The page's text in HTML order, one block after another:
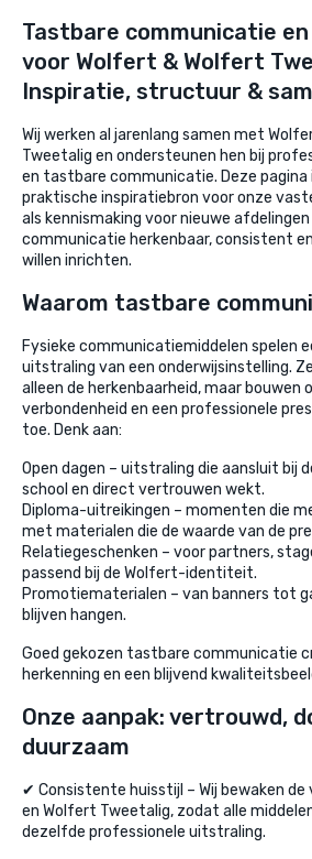
Pagina's
Nieuws
Tastbare communicatie
voor Wolfert & Wolfert
Inspiratie, structuur &
Wij werken al jarenlang samen met
Tweetalig en ondersteunen hen bij
en tastbare communicatie. Deze pagina
praktische inspiratiebron voor onze
als kennismaking voor nieuwe
communicatie herkenbaar, consistent
willen inrichten.
Waarom tastbare
Fysieke communicatiemiddelen spelen
uitstraling van een onderwijsinstelling.
alleen de herkenbaarheid, maar bouwen
verbondenheid en een professionele
toe. Denk aan:
Open dagen – uitstraling die aansluit bij
school en direct vertrouwen wekt.
Diploma-uitreikingen – momenten die
met materialen die de waarde van de
Relatiegeschenken – voor partners,
passend bij de Wolfert-identiteit.
Promotiematerialen – van banners tot
blijven hangen.
Goed gekozen tastbare communicatie
herkenning en een blijvend
Onze aanpak: vertrouwd,
duurzaam
✔ Consistente huisstijl – Wij bewaken de
en Wolfert Tweetalig, zodat alle
dezelfde professionele uitstraling.